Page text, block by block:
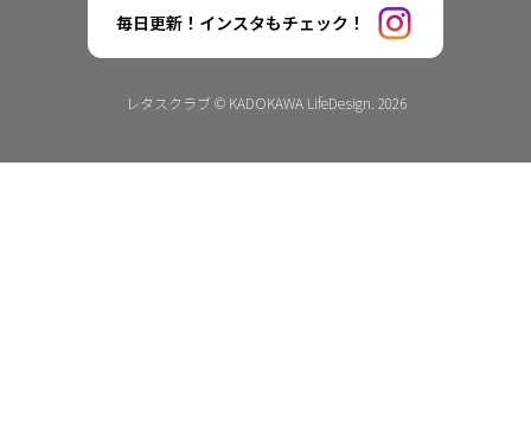
毎日更新！インスタもチェック！
レタスクラブ © KADOKAWA LifeDesign. 2026